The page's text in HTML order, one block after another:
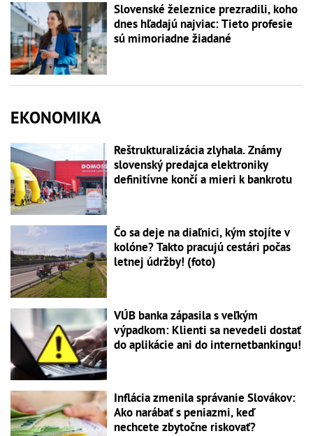
Slovenské železnice prezradili, koho
dnes hľadajú najviac: Tieto profesie
sú mimoriadne žiadané
EKONOMIKA
Reštrukturalizácia zlyhala. Známy
slovenský predajca elektroniky
definitívne končí a mieri k bankrotu
Čo sa deje na diaľnici, kým stojíte v
kolóne? Takto pracujú cestári počas
letnej údržby! (foto)
VÚB banka zápasila s veľkým
výpadkom: Klienti sa nevedeli dostať
do aplikácie ani do internetbankingu!
Inflácia zmenila správanie Slovákov:
Ako narábať s peniazmi, keď
nechcete zbytočne riskovať?